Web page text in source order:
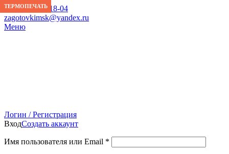
+7 (925) 001-18-04
zagotovkimsk@yandex.ru
Меню
Логин / Регистрация
ВходСоздать аккаунт
Имя пользователя или Email *
ТЕРМОПЕЧАТЬ